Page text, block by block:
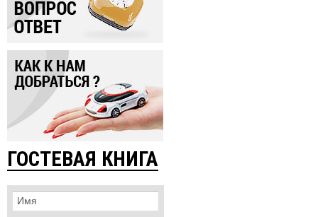
ГОСТЕВАЯ КНИГА